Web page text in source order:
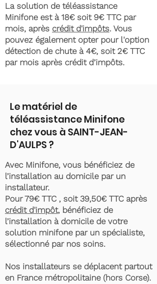
La solution de téléassistance
Minifone est à 18€ soit 9€ TTC par
mois, après crédit d'impôts. Vous
pouvez également opter pour l'option
détection de chute à 4€, soit 2€ TTC
par mois après crédit d’impôts.
Le matériel de
téléassistance Minifone
chez vous à SAINT-JEAN-
D'AULPS ?
Avec Minifone, vous bénéficiez de
l’installation au domicile par un
installateur.
Pour 79€ TTC , soit 39,50€ TTC après
crédit d'impôt, bénéficiez de
l’installation à domicile de votre
solution minifone par un spécialiste,
sélectionné par nos soins.
Nos installateurs se déplacent partout
en France métropolitaine (hors Corse).